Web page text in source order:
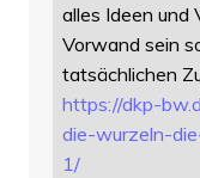
alles Ideen und
Vorwand sein
tatsächlichen
https://dkp-
die-wurzeln-
1/